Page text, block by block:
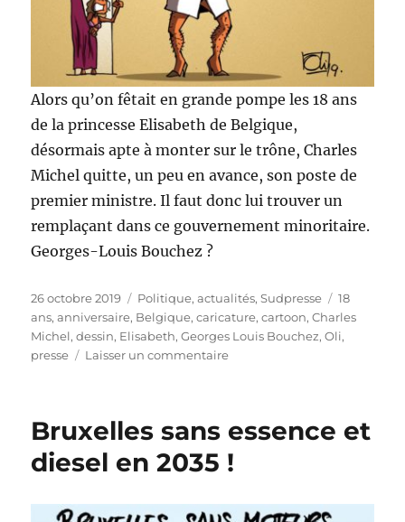
Alors qu’on fêtait en grande pompe les 18 ans
de la princesse Elisabeth de Belgique,
désormais apte à monter sur le trône, Charles
Michel quitte, un peu en avance, son poste de
premier ministre. Il faut donc lui trouver un
remplaçant dans ce gouvernement minoritaire.
Georges-Louis Bouchez ?
Publié
le
26 octobre 2019 Catégories
Politique, actualités,Sudpresse Étiquettes
18
ans,anniversaire, Belgique,caricature,cartoon,Charles
Michel,dessin, Elisabeth,Georges Louis Bouchez,Oli,
presse
Laisser un commentairesur
va
tôt
Bruxelles sans essence et
diesel en 2035 !